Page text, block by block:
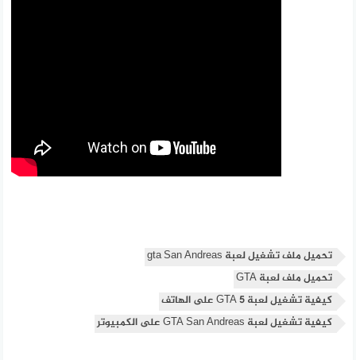
تحميل ملف تشغيل لعبة gta San Andreas
تحميل ملف لعبة GTA
كيفية تشغيل لعبة GTA 5 على الهاتف
كيفية تشغيل لعبة GTA San Andreas على الكمبيوتر